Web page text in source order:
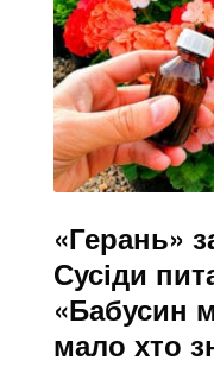
«Герань»
Сусіди
«Бабусин
мало хто